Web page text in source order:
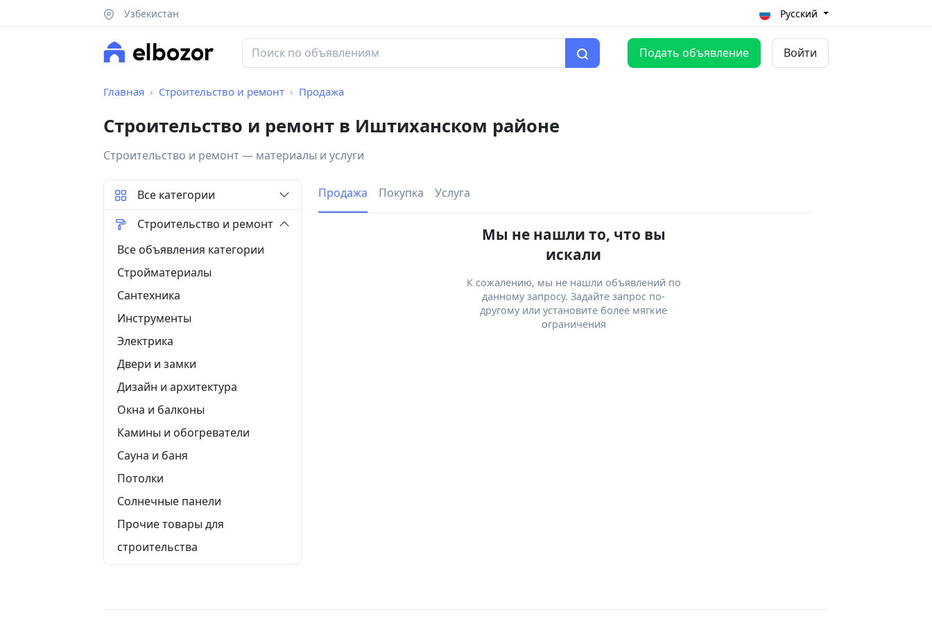
Узбекистан Русский
Подать объявление Войти
Главная Строительство и ремонт Продажа
Строительство и ремонт в Иштиханском районе
Строительство и ремонт — материалы и услуги
Продажа Покупка Услуга
Мы не нашли то, что вы
искали
К сожалению, мы не нашли объявлений по
данному запросу. Задайте запрос по-
другому или установите более мягкие
ограничения
Все категории
Строительство и ремонт
Все объявления категории
Стройматериалы
Сантехника
Инструменты
Электрика
Двери и замки
Дизайн и архитектура
Окна и балконы
Камины и обогреватели
Сауна и баня
Потолки
Солнечные панели
Прочие товары для
строительства